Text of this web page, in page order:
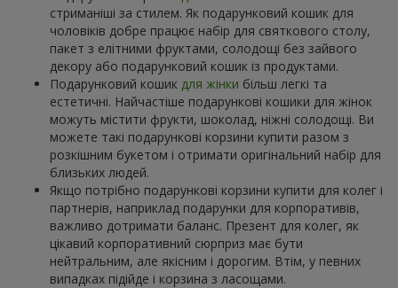
стриманіші за стилем. Як подарунковий кошик для
чоловіків добре працює набір для святкового столу,
пакет з елітними фруктами, солодощі без зайвого
декору або подарунковий кошик із продуктами.
Подарунковий кошик для жінки більш легкі та
естетичні. Найчастіше подарункові кошики для жінок
можуть містити фрукти, шоколад, ніжні солодощі. Ви
можете такі подарункові корзини купити разом з
розкішним букетом і отримати оригінальний набір для
близьких людей.
Якщо потрібно подарункові корзини купити для колег і
партнерів, наприклад подарунки для корпоративів,
важливо дотримати баланс. Презент для колег, як
цікавий корпоративний сюрприз має бути
нейтральним, але якісним і дорогим. Втім, у певних
випадках підійде і корзина з ласощами.